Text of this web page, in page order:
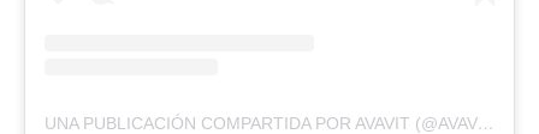
UNA PUBLICACIÓN COMPARTIDA POR AVAVIT (@AVAVIT1)